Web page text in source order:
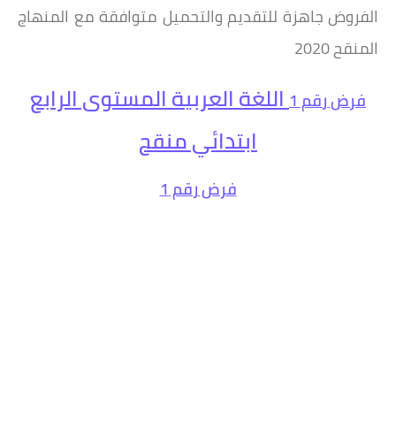
الفروض جاهزة للتقديم والتحميل متوافقة مع المنهاج
المنقح 2020
فرضرقم 1 اللغة العربية المستوى الرابع
ابتدائي منقح
فرضرقم 1